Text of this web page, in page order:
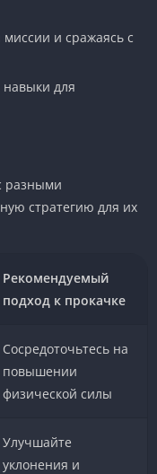
и сражаясь с
для
разными
стратегию для их
Рекомендуемый
подход к прокачке
Сосредоточьтесь на
повышении
физической силы
Улучшайте
уклонения и